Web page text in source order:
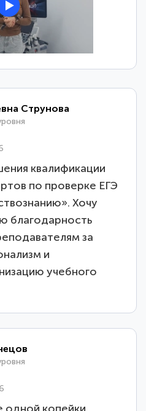
Струнова
квалификации
по проверке ЕГЭ
Хочу
благодарность
за
и
учебного